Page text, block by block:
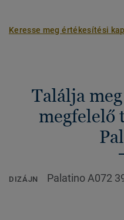
Keresse meg értékesítési
Találja
megfelelő
DIZÁJN Palatino A072